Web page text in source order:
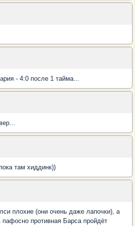
- 4:0 после 1 тайма...
там хиддинк))
плохие (они очень даже лапочки), а
пафосно противная Барса пройдёт